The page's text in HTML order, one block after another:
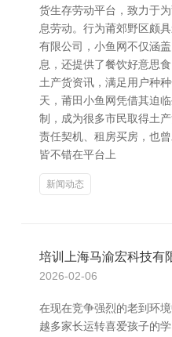
货生存劳动平台，致力于
息劳动。行为莆郊野区颇
有限公司，小鱼网不仅涵
息，还提供了餐饮好意思
土产货资讯，满足用户种
天，莆田小鱼网凭借其迫
制，成为很多市民取得土
责任契机、租房买房，也
皆不错在平台上
新闻动态
培训上海马渝宏科技有
2026-02-06
在现在竞争强烈的老到环
越多家长运转喜爱孩子的